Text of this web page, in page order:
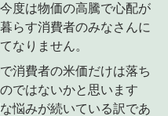
度は物価の高騰で心配が
らす消費者のみなさんに
なりません。
消費者の米価だけは落ち
ではないかと思います
悩みが続いている訳であ